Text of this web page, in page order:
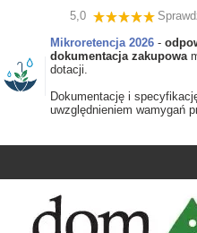
5,0
Mikroretencja 2026 -
dokumentacja zakupowa
dotacji.
Dokumentację i
uwzględnieniem wamygań